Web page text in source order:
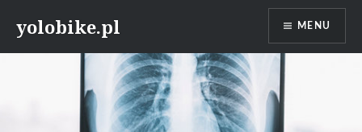
yolobike.pl MENU